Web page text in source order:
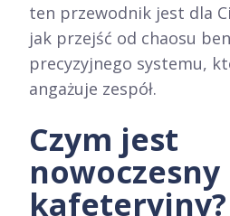
ten przewodnik jest dla
jak przejść od chaosu
precyzyjnego systemu,
angażuje zespół.
Czym jest
kafeteryjny?